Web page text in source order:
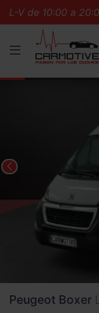
10:00 a 20:00 /
MENÚ
Peugeot Boxer